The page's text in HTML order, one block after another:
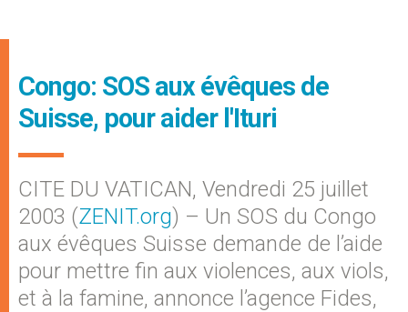
Congo: SOS aux évêques de
Suisse, pour aider l'Ituri
CITE DU VATICAN, Vendredi 25 juillet
2003 (ZENIT.org) – Un SOS du Congo
aux évêques Suisse demande de l’aide
pour mettre fin aux violences, aux viols,
et à la famine, annonce l’agence Fides,